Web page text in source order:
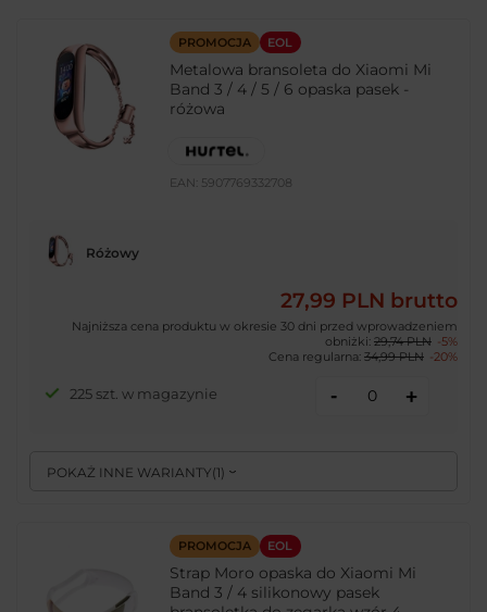
PROMOCJA EOL
Metalowa bransoleta do Xiaomi Mi
Band 3 / 4 / 5 / 6 opaska pasek -
różowa
EAN: 5907769332708
POKAŻ INNE WARIANTY( 1)
Różowy
27,99 PLN brutto
Najniższa cena produktu w okresie 30 dni przed wprowadzeniem
obniżki: 29,74 PLN -5%
Cena regularna: 34,99 PLN -20%
225 szt. w magazynie - +
PROMOCJA EOL
Strap Moro opaska do Xiaomi Mi
Band 3 / 4 silikonowy pasek